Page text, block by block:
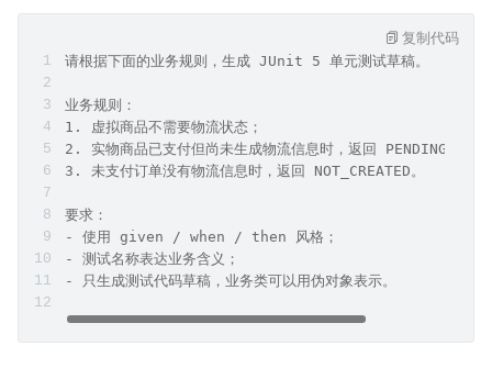
请根据下面的业务规则，生成 JUnit 5 单元测试草稿。
业务规则：
1. 虚拟商品不需要物流状态；
2. 实物商品已支付但尚未生成物流信息时，返回
3. 未支付订单没有物流信息时，返回 NOT_CREATED。
要求：
- 使用 given / when / then 风格；
- 测试名称表达业务含义；
- 只生成测试代码草稿，业务类可以用伪对象表示。
复制代码